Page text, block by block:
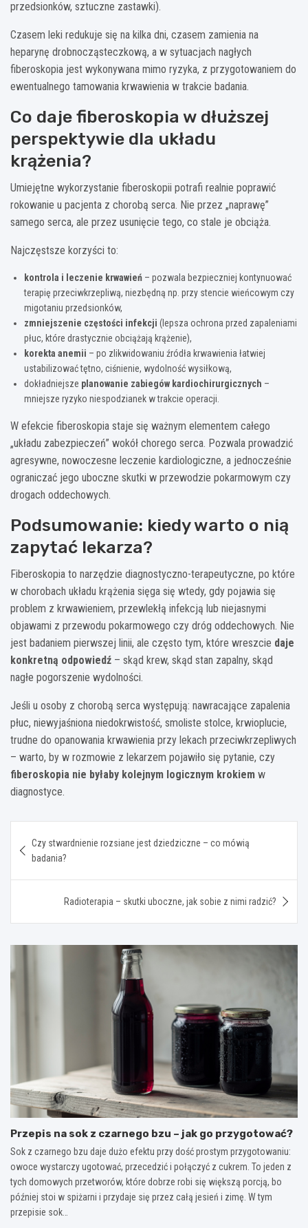
przedsionków, sztuczne zastawki).
Czasem leki redukuje się na kilka dni, czasem zamienia na
heparynę drobnocząsteczkową, a w sytuacjach nagłych
fiberoskopia jest wykonywana mimo ryzyka, z przygotowaniem do
ewentualnego tamowania krwawienia w trakcie badania.
Co daje fiberoskopia w dłuższej
perspektywie dla układu
krążenia?
Umiejętne wykorzystanie fiberoskopii potrafi realnie poprawić
rokowanie u pacjenta z chorobą serca. Nie przez „naprawę”
samego serca, ale przez usunięcie tego, co stale je obciąża.
Najczęstsze korzyści to:
kontrola i leczenie krwawień – pozwala bezpieczniej kontynuować
terapię przeciwkrzepliwą, niezbędną np. przy stencie wieńcowym czy
migotaniu przedsionków,
zmniejszenie częstości infekcji (lepsza ochrona przed zapaleniami
płuc, które drastycznie obciążają krążenie),
korekta anemii – po zlikwidowaniu źródła krwawienia łatwiej
ustabilizować tętno, ciśnienie, wydolność wysiłkową,
dokładniejsze planowanie zabiegów kardiochirurgicznych –
mniejsze ryzyko niespodzianek w trakcie operacji.
W efekcie fiberoskopia staje się ważnym elementem całego
„układu zabezpieczeń” wokół chorego serca. Pozwala prowadzić
agresywne, nowoczesne leczenie kardiologiczne, a jednocześnie
ograniczać jego uboczne skutki w przewodzie pokarmowym czy
drogach oddechowych.
Podsumowanie: kiedy warto o nią
zapytać lekarza?
Fiberoskopia to narzędzie diagnostyczno-terapeutyczne, po które
w chorobach układu krążenia sięga się wtedy, gdy pojawia się
problem z krwawieniem, przewlekłą infekcją lub niejasnymi
objawami z przewodu pokarmowego czy dróg oddechowych. Nie
jest badaniem pierwszej linii, ale często tym, które wreszcie daje
konkretną odpowiedź – skąd krew, skąd stan zapalny, skąd
nagłe pogorszenie wydolności.
Jeśli u osoby z chorobą serca występują: nawracające zapalenia
płuc, niewyjaśniona niedokrwistość, smoliste stolce, krwioplucie,
trudne do opanowania krwawienia przy lekach przeciwkrzepliwych
– warto, by w rozmowie z lekarzem pojawiło się pytanie, czy
fiberoskopia nie byłaby kolejnym logicznym krokiem w
diagnostyce.
wpisu
Czy stwardnienie rozsiane jest dziedziczne – co mówią
badania?
Radioterapia – skutki uboczne, jak sobie z nimi radzić?
Przepis na sok z czarnego bzu – jak go przygotować?
Sok z czarnego bzu daje dużo efektu przy dość prostym przygotowaniu:
owoce wystarczy ugotować, przecedzić i połączyć z cukrem. To jeden z
tych domowych przetworów, które dobrze robi się większą porcją, bo
później stoi w spiżarni i przydaje się przez całą jesień i zimę. W tym
przepisie sok…